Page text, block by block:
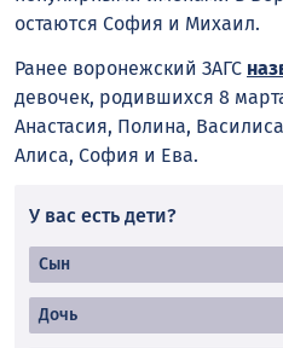
остаются София и Михаил.
Ранее воронежский ЗАГС
девочек, родившихся 8
Анастасия, Полина,
Алиса, София и Ева.
У вас есть дети?
Сын
Дочь